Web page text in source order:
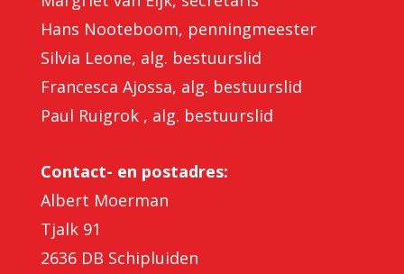
Hans Nooteboom, penningmeester
Silvia Leone, alg. bestuurslid
Francesca Ajossa, alg. bestuurslid
Paul Ruigrok , alg. bestuurslid
Contact- en postadres:
Albert Moerman
Tjalk 91
2636 DB Schipluiden